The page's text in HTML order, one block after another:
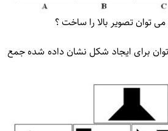
می توان تصویر بالا را ساخت ؟
برای ایجاد شکل نشان داده شده جمع